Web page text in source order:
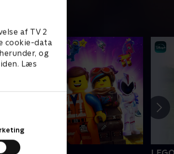
af TV 2
cookie-data
og
Læs